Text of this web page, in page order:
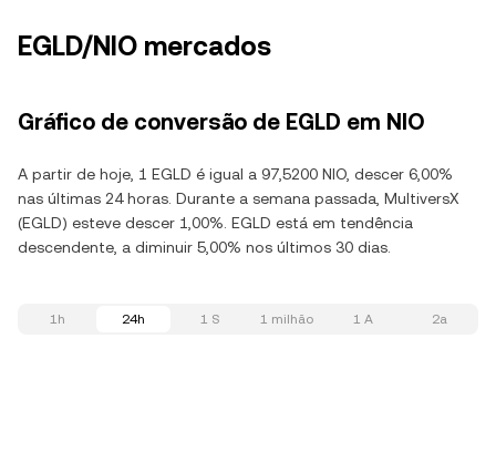
EGLD/NIO mercados
Gráfico de conversão de EGLD em NIO
A partir de hoje, 1 EGLD é igual a 97,5200 NIO, descer 6,00%
nas últimas 24 horas. Durante a semana passada, MultiversX
(EGLD) esteve descer 1,00%. EGLD está em tendência
descendente, a diminuir 5,00% nos últimos 30 dias.
1h 24h 1 S 1 milhão 1 A 2a